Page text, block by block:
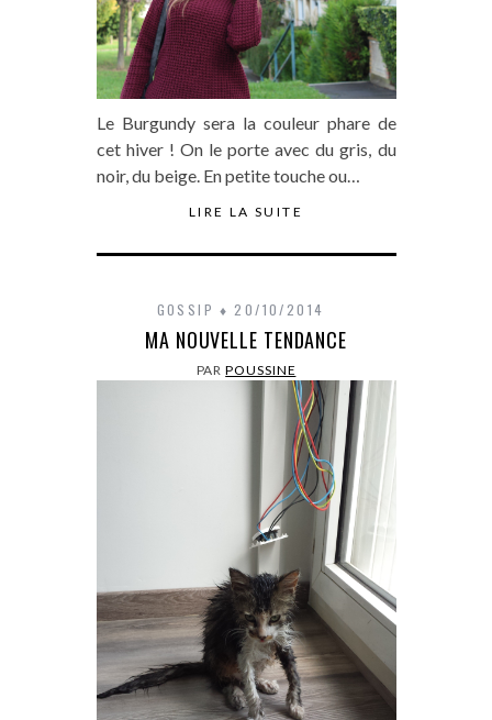
Le Burgundy sera la couleur phare de
cet hiver ! On le porte avec du gris, du
noir, du beige. En petite touche ou…
LIRE LA SUITE
GOSSIP 20/10/2014
MA NOUVELLE TENDANCE
PARPOUSSINE